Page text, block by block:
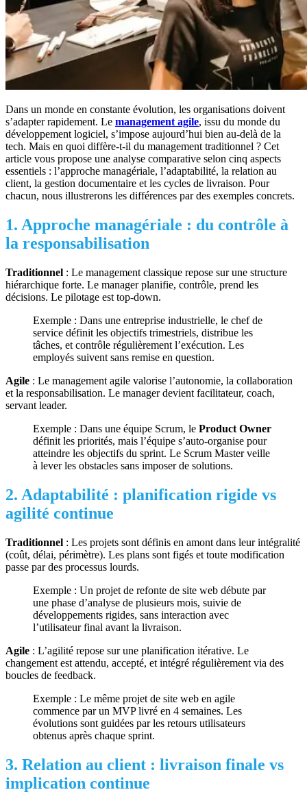
Dans un monde en constante évolution, les organisations doivent
s’adapter rapidement. Le management agile, issu du monde du
développement logiciel, s’impose aujourd’hui bien au-delà de la
tech. Mais en quoi diffère-t-il du management traditionnel ? Cet
article vous propose une analyse comparative selon cinq aspects
essentiels : l’approche managériale, l’adaptabilité, la relation au
client, la gestion documentaire et les cycles de livraison. Pour
chacun, nous illustrerons les différences par des exemples concrets.
1. Approche managériale : du contrôle à
la responsabilisation
Traditionnel : Le management classique repose sur une structure
hiérarchique forte. Le manager planifie, contrôle, prend les
décisions. Le pilotage est top-down.
Exemple : Dans une entreprise industrielle, le chef de
service définit les objectifs trimestriels, distribue les
tâches, et contrôle régulièrement l’exécution. Les
employés suivent sans remise en question.
Agile : Le management agile valorise l’autonomie, la collaboration
et la responsabilisation. Le manager devient facilitateur, coach,
servant leader.
Exemple : Dans une équipe Scrum, le Product Owner
définit les priorités, mais l’équipe s’auto-organise pour
atteindre les objectifs du sprint. Le Scrum Master veille
à lever les obstacles sans imposer de solutions.
2. Adaptabilité : planification rigide vs
agilité continue
Traditionnel : Les projets sont définis en amont dans leur intégralité
(coût, délai, périmètre). Les plans sont figés et toute modification
passe par des processus lourds.
Exemple : Un projet de refonte de site web débute par
une phase d’analyse de plusieurs mois, suivie de
développements rigides, sans interaction avec
l’utilisateur final avant la livraison.
Agile : L’agilité repose sur une planification itérative. Le
changement est attendu, accepté, et intégré régulièrement via des
boucles de feedback.
Exemple : Le même projet de site web en agile
commence par un MVP livré en 4 semaines. Les
évolutions sont guidées par les retours utilisateurs
obtenus après chaque sprint.
3. Relation au client : livraison finale vs
implication continue